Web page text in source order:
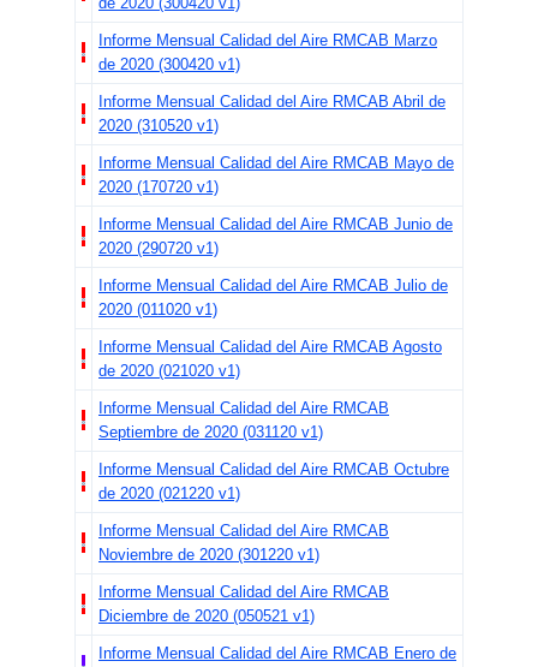
Informe Mensual Calidad del Aire RMCAB Marzo
de 2020 (300420 v1)
Informe Mensual Calidad del Aire RMCAB Abril de
2020 (310520 v1)
Informe Mensual Calidad del Aire RMCAB Mayo de
2020 (170720 v1)
Informe Mensual Calidad del Aire RMCAB Junio de
2020 (290720 v1)
Informe Mensual Calidad del Aire RMCAB Julio de
2020 (011020 v1)
Informe Mensual Calidad del Aire RMCAB Agosto
de 2020 (021020 v1)
Informe Mensual Calidad del Aire RMCAB
Septiembre de 2020 (031120 v1)
Informe Mensual Calidad del Aire RMCAB Octubre
de 2020 (021220 v1)
Informe Mensual Calidad del Aire RMCAB
Noviembre de 2020 (301220 v1)
Informe Mensual Calidad del Aire RMCAB
Diciembre de 2020 (050521 v1)
Informe Mensual Calidad del Aire RMCAB Enero de